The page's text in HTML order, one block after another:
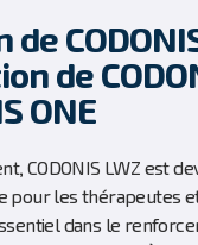
de
de
ONE
CODONIS LWZ est
pour les thérapeutes
dans le